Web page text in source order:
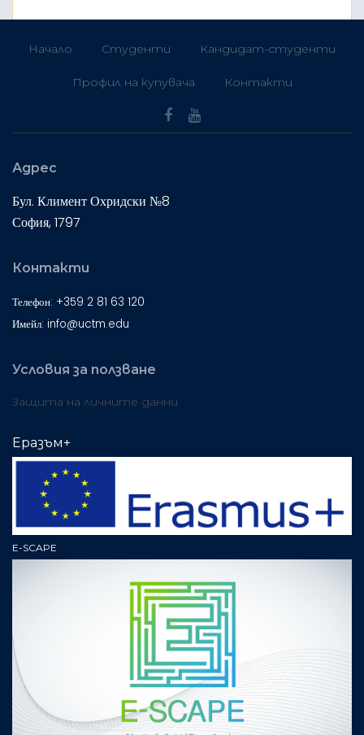
Начало Студенти Кандидат-студенти
Профил на купувача Контакти
Адрес
Бул. Климент Охридски №8
София, 1797
Контакти
Телефон: +359 2 81 63 120
Имейл: info@uctm.edu
Условия за ползване
Защита на личните данни
Еразъм+
E-SCAPE